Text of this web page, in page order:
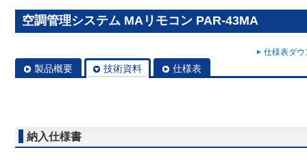
空調管理システム MAリモコン PAR-43MA
仕様表ダ
製品概要 技術資料 仕様表
納入仕様書